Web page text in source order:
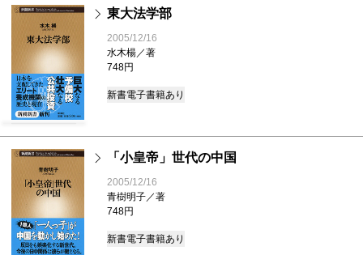
東大法学部
2005/12/16
水木楊／著
748円
新書電子書籍あり
「小皇帝」世代の中国
2005/12/16
青樹明子／著
748円
新書電子書籍あり